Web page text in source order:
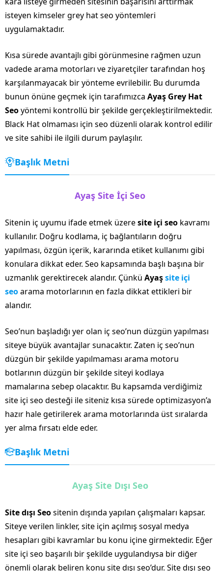
isteyen kimseler grey hat seo yöntemleri
uygulamaktadır.
Kısa sürede avantajlı gibi görünmesine rağmen uzun
vadede arama motorları ve ziyaretçiler tarafından hoş
karşılanmayacak bir yönteme evrilebilir. Bu durumda
bunun önüne geçmek için tarafımızca Ayaş Grey Hat
Seoyöntemi kontrollü bir şekilde gerçekleştirilmektedir.
Black Hat olmaması için seo düzenli olarak kontrol edilir
ve site sahibi ile ilgili durum paylaşılır.
Başlık Metni
Ayaş Site İçi Seo
Sitenin iç uyumu ifade etmek üzeresite içi seo kavramı
kullanılır. Doğru kodlama, iç bağlantıların doğru
yapılması, özgün içerik, kararında etiket kullanımı gibi
konulara dikkat eder. Seo kapsamında başlı başına bir
uzmanlık gerektirecek alandır. Çünkü Ayaşsite içi
seoarama motorlarının en fazla dikkat ettikleri bir
alandır.
Seo’nun başladığı yer olan iç seo’nun düzgün yapılması
siteye büyük avantajlar sunacaktır. Zaten iç seo’nun
düzgün bir şekilde yapılmaması arama motoru
botlarının düzgün bir şekilde siteyi kodlaya
mamalarına sebep olacaktır. Bu kapsamda verdiğimiz
site içi seo desteği ile siteniz kısa sürede optimizasyon’a
hazır hale getirilerek arama motorlarında üst sıralarda
yer alma fırsatı elde eder.
Başlık Metni
Ayaş Site Dışı Seo
Site dışı Seositenin dışında yapılan çalışmaları kapsar.
Siteye verilen linkler, site için açılmış sosyal medya
hesapları gibi kavramlar bu konu içine girmektedir. Eğer
site içi seo başarılı bir şekilde uygulandıysa bir diğer
önemli olarak beliren konu site dışı seo’dur. Site dışı seo